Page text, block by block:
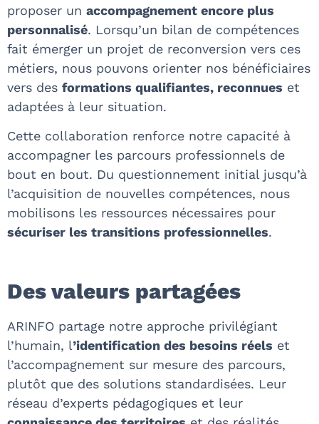
proposer un accompagnement encore plus
personnalisé. Lorsqu’un bilan de compétences
fait émerger un projet de reconversion vers ces
métiers, nous pouvons orienter nos bénéficiaires
vers des formations qualifiantes, reconnues et
adaptées à leur situation.
Cette collaboration renforce notre capacité à
accompagner les parcours professionnels de
bout en bout. Du questionnement initial jusqu’à
l’acquisition de nouvelles compétences, nous
mobilisons les ressources nécessaires pour
sécuriser les transitions professionnelles.
Des valeurs partagées
ARINFO partage notre approche privilégiant
l’humain, l’identification des besoins réels et
l’accompagnement sur mesure des parcours,
plutôt que des solutions standardisées. Leur
réseau d’experts pédagogiques et leur